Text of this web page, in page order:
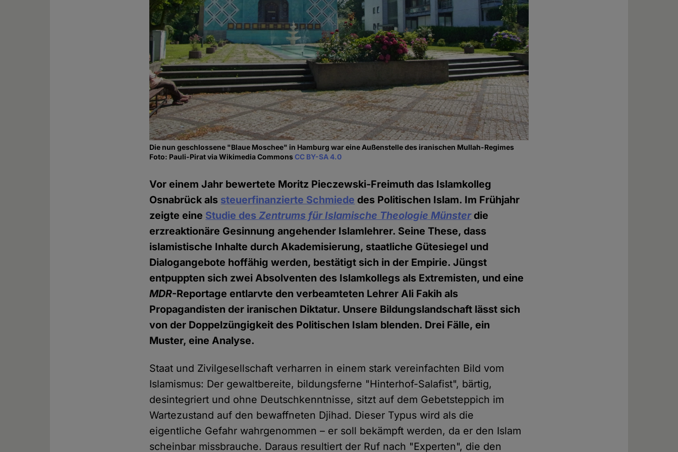
Die nun geschlossene "Blaue Moschee" in Hamburg war eine Außenstelle des iranischen Mullah-Regimes
Foto: Pauli-Pirat via Wikimedia CommonsCC BY-SA 4.0
Vor einem Jahr bewertete Moritz Pieczewski-Freimuth das Islamkolleg
Osnabrück als steuerfinanzierte Schmiede des Politischen Islam. Im Frühjahr
zeigte eine Studie desZentrums für Islamische Theologie Münsterdie
erzreaktionäre Gesinnung angehender Islamlehrer. Seine These, dass
islamistische Inhalte durch Akademisierung, staatliche Gütesiegel und
Dialogangebote hoffähig werden, bestätigt sich in der Empirie. Jüngst
entpuppten sich zwei Absolventen des Islamkollegs als Extremisten, und eine
MDR-Reportage entlarvte den verbeamteten Lehrer Ali Fakih als
Propagandisten der iranischen Diktatur. Unsere Bildungslandschaft lässt sich
von der Doppelzüngigkeit des Politischen Islam blenden. Drei Fälle, ein
Muster, eine Analyse.
Staat und Zivilgesellschaft verharren in einem stark vereinfachten Bild vom
Islamismus: Der gewaltbereite, bildungsferne "Hinterhof-Salafist", bärtig,
desintegriert und ohne Deutschkenntnisse, sitzt auf dem Gebetsteppich im
Wartezustand auf den bewaffneten Djihad. Dieser Typus wird als die
eigentliche Gefahr wahrgenommen – er soll bekämpft werden, da er den Islam
scheinbar missbrauche. Daraus resultiert der Ruf nach "Experten", die den